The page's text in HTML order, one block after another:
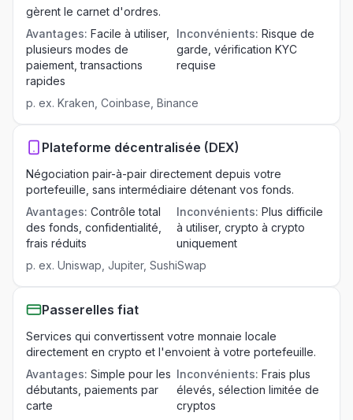
gèrent le carnet d'ordres.
Avantages: Facile à utiliser,
plusieurs modes de
paiement, transactions
rapides
Inconvénients: Risque de
garde, vérification KYC
requise
p. ex. Kraken, Coinbase, Binance
Plateforme décentralisée (DEX)
Négociation pair-à-pair directement depuis votre
portefeuille, sans intermédiaire détenant vos fonds.
Avantages: Contrôle total
des fonds, confidentialité,
frais réduits
Inconvénients: Plus difficile
à utiliser, crypto à crypto
uniquement
p. ex. Uniswap, Jupiter, SushiSwap
Passerelles fiat
Services qui convertissent votre monnaie locale
directement en crypto et l'envoient à votre portefeuille.
Avantages: Simple pour les
débutants, paiements par
carte
Inconvénients: Frais plus
élevés, sélection limitée de
cryptos